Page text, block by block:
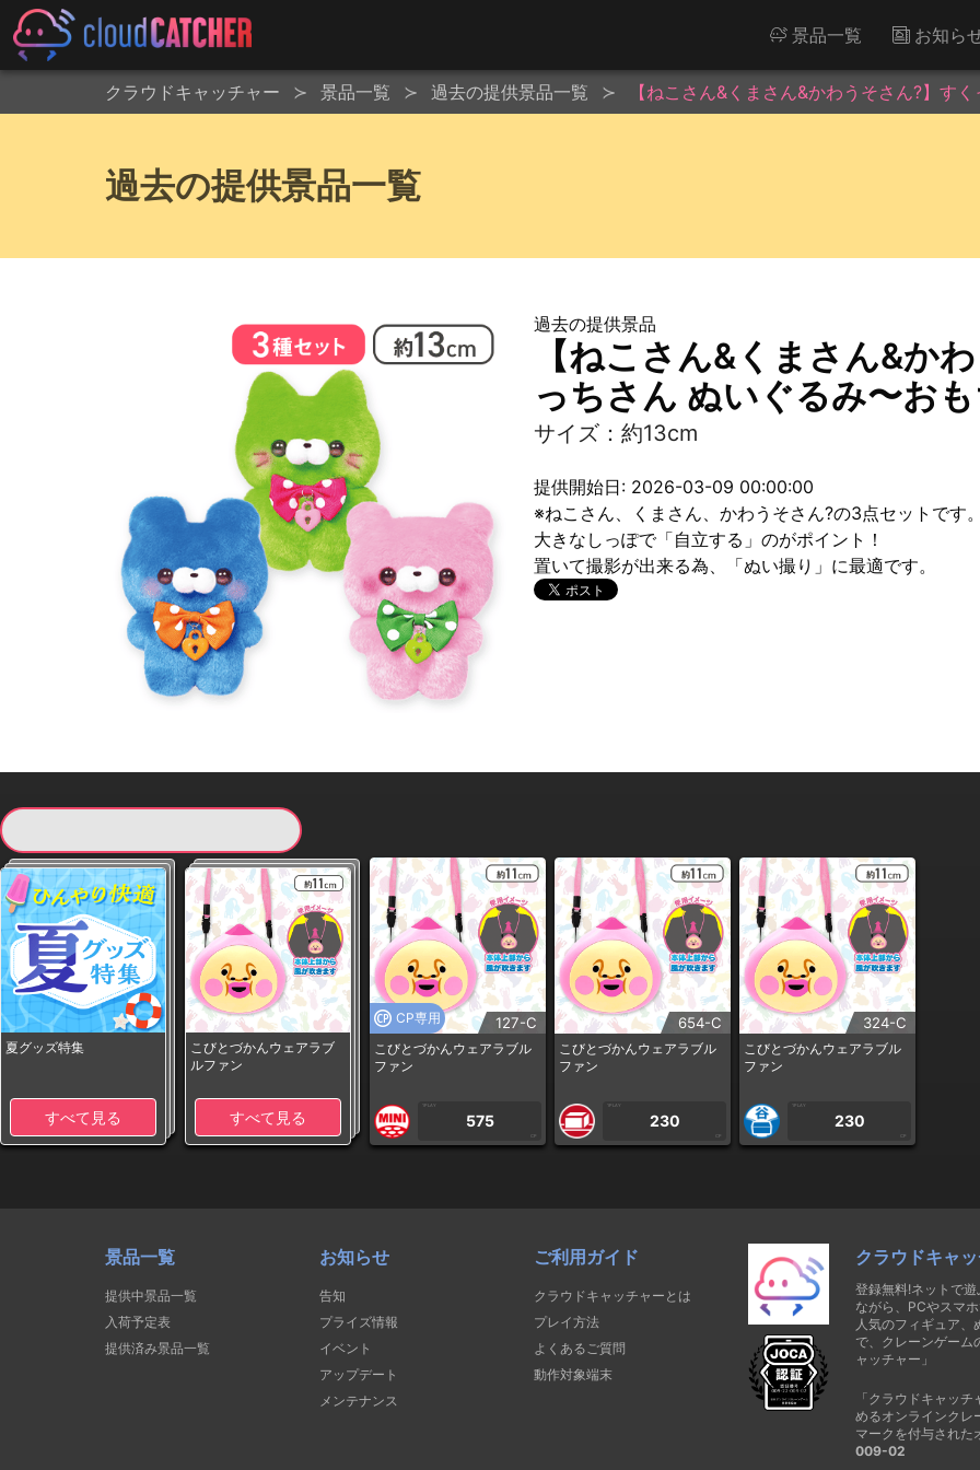
景品一覧 お知ら
クラウドキャッチャー 景品一覧 過去の提供景品一覧 【ねこさん&くまさん&かわうそさん?】す
過去の提供景品一覧
過去の提供景品
【ねこさん&くまさん&か
っちさん ぬいぐるみ〜お
サイズ：約13cm
提供開始日: 2026-03-09 00:00:00
※ねこさん、くまさん、かわうそさん?の3点セットです
大きなしっぽで「自立する」のがポイント！
置いて撮影が出来る為、「ぬい撮り」に最適です。
夏グッズ特集
すべて見る
こびとづかんウェアラブ
ルファン
すべて見る
CP専用 127-C
こびとづかんウェアラブル
ファン
1PLAY
575
CP
654-C
こびとづかんウェアラブル
ファン
1PLAY
230
CP
324-C
こびとづかんウェアラブル
ファン
1PLAY
230
CP
景品一覧
提供中景品一覧
入荷予定表
提供済み景品一覧
お知らせ
告知
プライズ情報
イベント
アップデート
メンテナンス
ご利用ガイド
クラウドキャッチャーとは
プレイ方法
よくあるご質問
動作対象端末
クラウドキャ
登録無料!ネットで
ながら、PCやスマ
人気のフィギュア
で、クレーンゲーム
ャッチャー」
「クラウドキャッ
めるオンラインクレ
マークを付与された
009-02